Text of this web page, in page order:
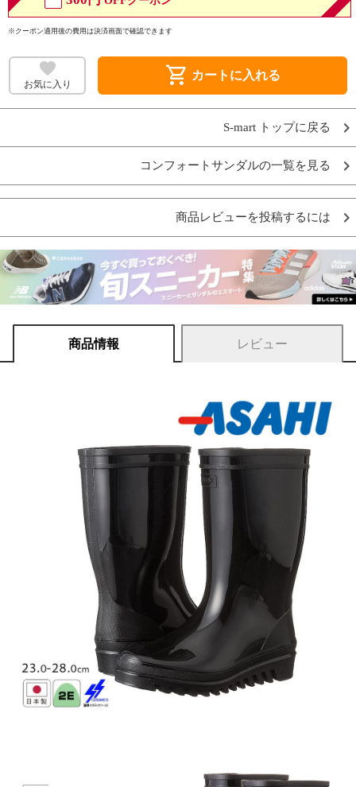
※クーポン適用後の費用は決済画面で確認できます
お気に入り shopping_cart カートに入れる
S-mart トップに戻る
コンフォートサンダルの一覧を見る
商品レビューを投稿するには
商品情報 レビュー